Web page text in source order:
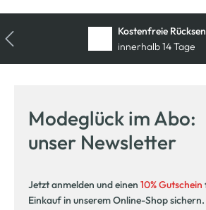
Kostenfreie
innerhalb 14 Tage
Modeglück im Abo:
unser Newsletter
Jetzt anmelden und einen 10% Gutschein
Einkauf in unserem Online-Shop sichern.